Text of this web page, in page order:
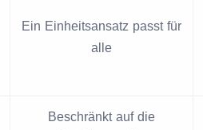
Ein Einheitsansatz passt für
alle
Beschränkt auf die